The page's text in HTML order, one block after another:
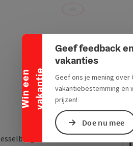
W
i
n
e
e
n
v
a
k
a
n
t
ie
Banner inklappen
Geef feedback
vakanties
Geef ons je mening over
vakantiebestemming en
prijzen!
Doe nu mee
18